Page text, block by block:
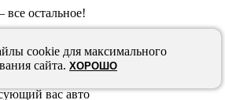
остальное!
вас авто у официального дилера в
точку России, по надежному и
cookie для максимального
сайта. ХОРОШО